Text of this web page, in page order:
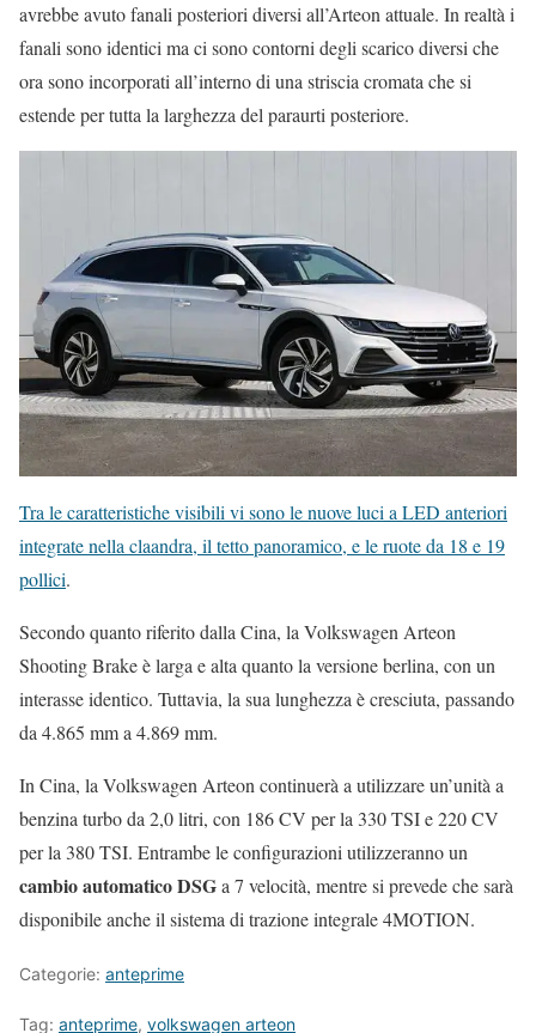
avrebbe avuto fanali posteriori diversi all’Arteon attuale. In realtà i
fanali sono identici ma ci sono contorni degli scarico diversi che
ora sono incorporati all’interno di una striscia cromata che si
estende per tutta la larghezza del paraurti posteriore.
Tra le caratteristiche visibili vi sono le nuove luci a LED anteriori
integrate nella claandra, il tetto panoramico, e le ruote da 18 e 19
pollici.
Secondo quanto riferito dalla Cina, la Volkswagen Arteon
Shooting Brake è larga e alta quanto la versione berlina, con un
interasse identico. Tuttavia, la sua lunghezza è cresciuta, passando
da 4.865 mm a 4.869 mm.
In Cina, la Volkswagen Arteon continuerà a utilizzare un’unità a
benzina turbo da 2,0 litri, con 186 CV per la 330 TSI e 220 CV
per la 380 TSI. Entrambe le configurazioni utilizzeranno un
cambio automatico DSGa 7 velocità, mentre si prevede che sarà
disponibile anche il sistema di trazione integrale 4MOTION.
Categorie: anteprime
Tag: anteprime, volkswagen arteon